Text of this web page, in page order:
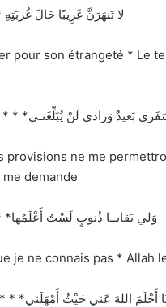
لا تَنهَرَنَّ غَرِيبًا حَالَ
pour son étrangeté * Le
بَعيدٌ وَزادي لَنْ يُبَلِّغَنـي* *
provisions ne me
demande
وَلي بَقايــا ذُنوبٍ لَسْتُ أَعْلَمُها*
je ne connais pas * Allah
أَحْلَمَ اللهَ عَني حَيْثُ أَمْهَلَني* *